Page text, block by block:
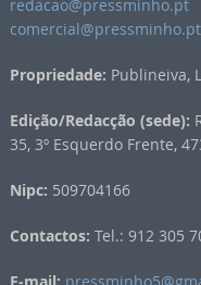
redacao@pressminho.pt
comercial@pressminho.pt
Propriedade: Publineiva,
Edição/Redacção (sede):
35, 3º Esquerdo Frente,
Nipc: 509704166
Contactos: Tel.: 912 305